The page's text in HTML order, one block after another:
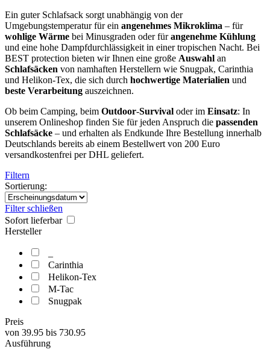
Ein guter Schlafsack sorgt unabhängig von der
Umgebungstemperatur für ein angenehmes Mikroklima – für
wohlige Wärme bei Minusgraden oder fürangenehme Kühlung
und eine hohe Dampfdurchlässigkeit in einer tropischen Nacht. Bei
BEST protection bieten wir Ihnen eine große Auswahl an
Schlafsäcken von namhaften Herstellern wie Snugpak, Carinthia
und Helikon-Tex, die sich durch hochwertige Materialien und
beste Verarbeitung auszeichnen.
Ob beim Camping, beim Outdoor-Survival oder im Einsatz: In
unserem Onlineshop finden Sie für jeden Anspruch die passenden
Schlafsäcke – und erhalten als Endkunde Ihre Bestellung innerhalb
Deutschlands bereits ab einem Bestellwert von 200 Euro
versandkostenfrei per DHL geliefert.
Filtern
Sortierung:
Filter schließen
Sofort lieferbar
Hersteller
Carinthia
Helikon-Tex
M-Tac
Snugpak
Preis
von 39.95 bis 730.95
Ausführung